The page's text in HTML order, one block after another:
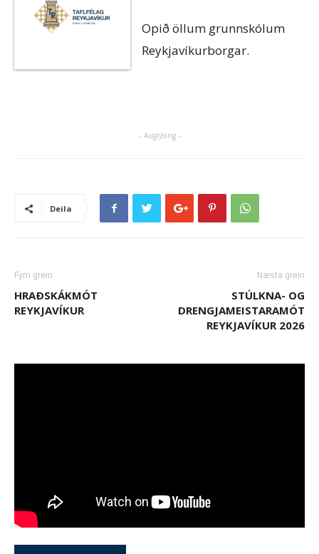
Opið öllum grunnskólum
Reykjavíkurborgar.
- Auglýsing -
Deila
Fyrri grein
HRAÐSKÁKMÓT
REYKJAVÍKUR
Næsta grein
STÚLKNA- OG
DRENGJAMEISTARAMÓT
REYKJAVÍKUR 2026